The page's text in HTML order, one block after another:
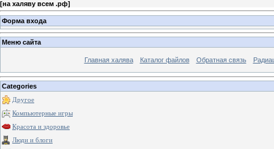
[на халяву всем .рф]
Форма входа
Меню сайта
Главная халява Каталог файлов Обратная связь
Categories
Другое
Компьютерные игры
Красота и здоровье
Люди и блоги